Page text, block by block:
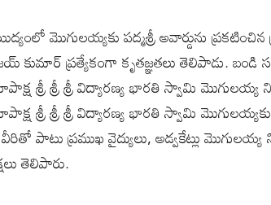
మొగులయ్యకు పద్మశ్రీ అవార్డును
కుమార్ ప్రత్యేకంగా కృతజ్ఞతలు తెలిపాడు.
శ్రీ శ్రీ శ్రీ విద్యారణ్య భారతి స్వామి మొగులయ్య
శ్రీ శ్రీ శ్రీ విద్యారణ్య భారతి స్వామి మొగులయ్యకు
పాటు ప్రముఖ వైద్యులు, అడ్వకేట్లు
తెలిపారు.